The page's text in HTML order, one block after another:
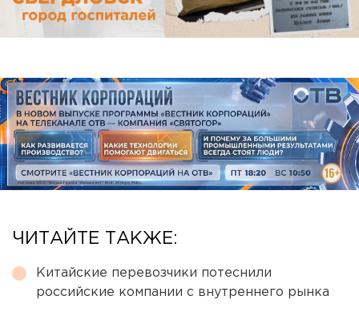
ЧИТАЙТЕ ТАКЖЕ:
Китайские перевозчики потеснили
российские компании с внутреннего рынка